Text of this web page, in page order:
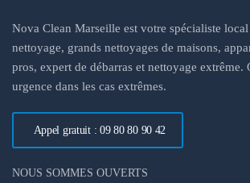
Nova Clean Marseille est votre spécialiste local
nettoyage, grands nettoyages de maisons,
pros, expert de débarras et nettoyage extrême.
urgence dans les cas extrêmes.
Appel gratuit : 09 80 80 90 42
NOUS SOMMES OUVERTS